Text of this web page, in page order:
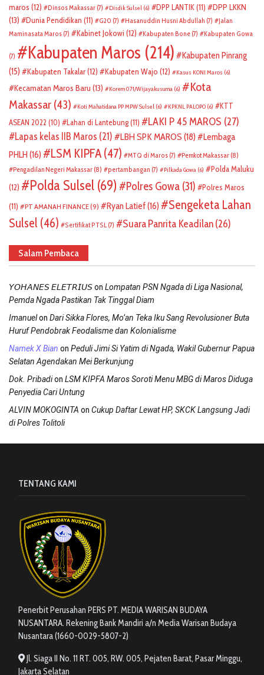
maros (12) Dinsos Makassar (7) Disdik Sulsel (6) DPP LANTIK(11)
DPP LKKN
(13)
Dunia Pendidikan (11) G20 (7) Hasanuddin Husni Abdullah (7)
Jalan
Maminasata Maros (7) Kabinet Jokowi (12) Kabupaten Bone (7) Kabupaten Gowa
(7) Kabupaten Maros (214)
Kabupaten Pinrang
(15)
Kabupaten Takalar(12) Kabupaten Wajo (12) Kasus KONI Maros (6)
Kecamatan Maros Baru (13) Korem 071/Wijayakusuma (6)
Kota
Makassar (43) Koti Mahatidana PP MPW Sulsel (6) KPKNL PALOPO (6)
KTT
ASEAN 2022 (10) Lahan di Lantebung(11) LAKI P 45 MAROS (27)
Lapas kelas IIB Maros (21) LBH SPK MAROS (18)
Lembaga
PHLH (16) LSM KIPFA (47) MTQ di Maros (7) Pemkot Makassar (8)
Pengadilan Negeri Makassar (8) pertambangan (7) Pilkada Gowa (6)
Polda Maluku
(12)
Polda Sulsel (69) Polres Gowa (31)
Polres Maros
(11)
PT AMANAH FINANCE(9) Ryan Latief(16)
Sengeketa Lahan
Sulsel (46) Sertifikat PTSL (7) Suara Panrita Keadilan(26)
Salam Pembaca
𝘠𝘖𝘏𝘈𝘕𝘌𝘚 𝘌𝘓𝘌𝘛𝘙𝘐𝘜𝘚on Lompatan PSN Ngada di Liga Nasional,
Pemda Ngada Pastikan Tak Tinggal Diam
Imanuelon Dari Sikka Flores, Mo’an Teka Iku Sang Revolusioner Buta
Huruf Pendobrak Feodalisme dan Kolonialisme
Namek X Bian on Peduli Jimi Si Yatim di Ngada, Wakil Gubernur Papua
Selatan Agendakan Mei Berkunjung
Dok. Pribadion LSM KIPFA Maros Soroti Menu MBG di Maros Diduga
Penyedia Cari Untung
ALVIN MOKOGINTA on Cukup Daftar Lewat HP, SKCK Langsung Jadi
di Polres Tolitoli
TENTANG KAMI
Penerbit Perusahan PERS PT. MEDIA WARISAN BUDAYA
NUSANTARA. Rekening Bank Mandiri a/n Media Warisan Budaya
Nusantara (1660-0029-5807-2)
Jl. Siaga II No. 11 RT. 005, RW. 005, Pejaten Barat, Pasar Minggu,
Jakarta Selatan